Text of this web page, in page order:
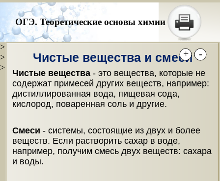
ОГЭ. Теоретические основы химии
>
>
>
Чистые вещества и смеси
Чистые вещества - это вещества, которые не
содержат примесей других веществ, например:
дистиллированная вода, пищевая сода,
кислород, поваренная соль и другие.
Смеси - системы, состоящие из двух и более
веществ. Если растворить сахар в воде,
например, получим смесь двух веществ: сахара
и воды.
+ -